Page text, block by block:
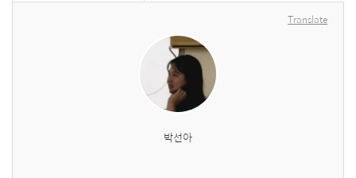
Translate
박선아